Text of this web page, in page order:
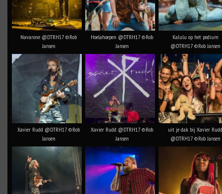
Navarone @DTRH17 ©Rob
Jansen
Hoelahoepen @DTRH17 ©Rob
Jansen
Kalulu op het podium
@DTRH17 ©Rob Jansen
Xavier Rudd @DTRH17 ©Rob
Jansen
Xavier Rudd @DTRH17 ©Rob
Jansen
uit je dak bij Xavier
@DTRH17 ©Rob Jansen